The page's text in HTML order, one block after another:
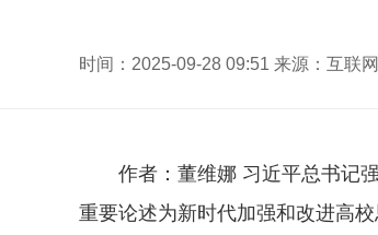
时间：2025-09-28 09:51 来源：互联网
作者：董维娜 习近平总书记
重要论述为新时代加强和改进高